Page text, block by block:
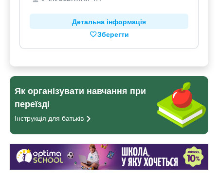
Детальна інформація
Зберегти
Як організувати навчання при
переїзді
Інструкція для батьків